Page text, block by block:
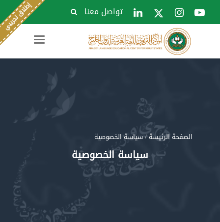
تواصل معنا
Toggle
الصفحة الرئيسة/ سياسة الخصوصية
سياسة الخصوصية